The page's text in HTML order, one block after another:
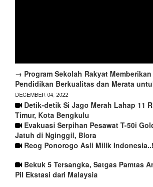
→ Program Sekolah Rakyat
Pendidikan Berkualitas dan Merata
DECEMBER 04, 2022
Detik-detik Si Jago Merah Lahap 11
Timur, Kota Bengkulu
Evakuasi Serpihan Pesawat T-50i
Jatuh di Nginggil, Blora
Reog Ponorogo Asli Milik
Bekuk 5 Tersangka, Satgas Pamtas
Pil Ekstasi dari Malaysia